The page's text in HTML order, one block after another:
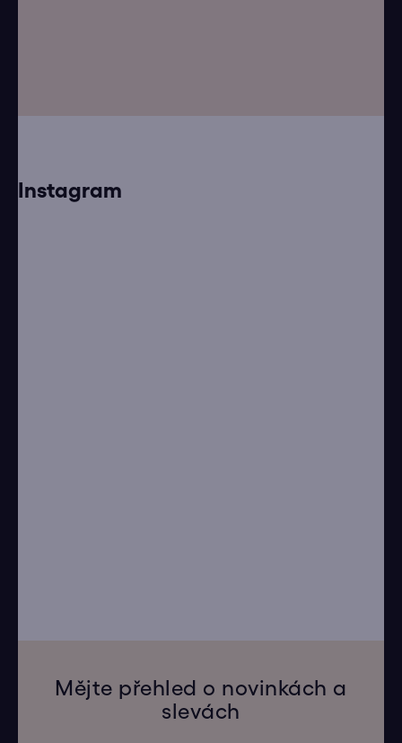
Instagram
Mějte přehled o novinkách a
slevách